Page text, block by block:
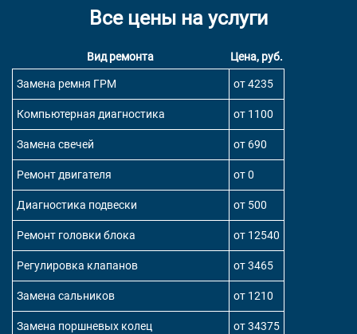
Все цены на услуги
Вид ремонта
Цена, руб.
Замена ремня ГРМ
от 4235
Компьютерная диагностика от 1100
Замена свечей от 690
Ремонт двигателя от 0
Диагностика подвески от 500
Ремонт головки блока от 12540
Регулировка клапанов от 3465
Замена сальников от 1210
Замена поршневых колец от 34375